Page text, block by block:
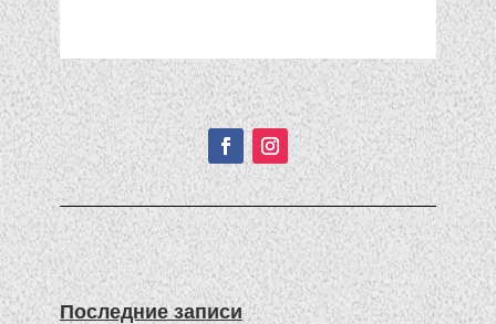
Подписывайтесь!
Последние записи